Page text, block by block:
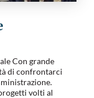
Con grande
di confrontarci
volti al